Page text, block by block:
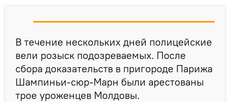
В течение нескольких дней полицейские
вели розыск подозреваемых. После
сбора доказательств в пригороде Парижа
Шампиньи-сюр-Марн были арестованы
трое уроженцев Молдовы.